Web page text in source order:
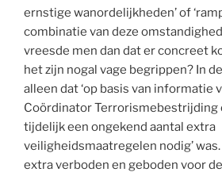
ernstige wanordelijkheden’ of
combinatie van deze
vreesde men dan dat er concreet
het zijn nogal vage begrippen? In
alleen dat ‘op basis van informatie
Coördinator Terrorismebestrijding
tijdelijk een ongekend aantal extra
veiligheidsmaatregelen nodig’
extra verboden en geboden voor